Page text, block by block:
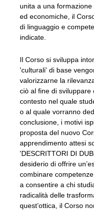
unita a una
ed economiche, il
di linguaggio e
indicate.
Il Corso si sviluppa
'culturali' di base
valorizzarne la
ciò al fine di
contesto nel quale
o al quale vorranno
conclusione, i motivi
proposta del nuovo
apprendimento attesi
'DESCRITTORI DI
desiderio di offrire
combinare
a consentire a chi
radicalità delle
quest’ottica, il Corso